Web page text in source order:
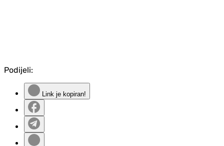
Podijeli:
Link je kopiran!